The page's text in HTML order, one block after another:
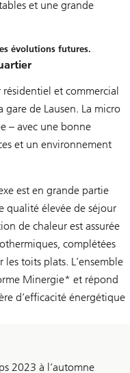
et une grande
évolutions futures.
résidentiel et commercial
de Lausen. La micro
– avec une bonne
et un environnement
est en grande partie
qualité élevée de séjour
de chaleur est assurée
complétées
toits plats. L’ensemble
Minergie* et répond
d’efficacité énergétique
2023 à l’automne